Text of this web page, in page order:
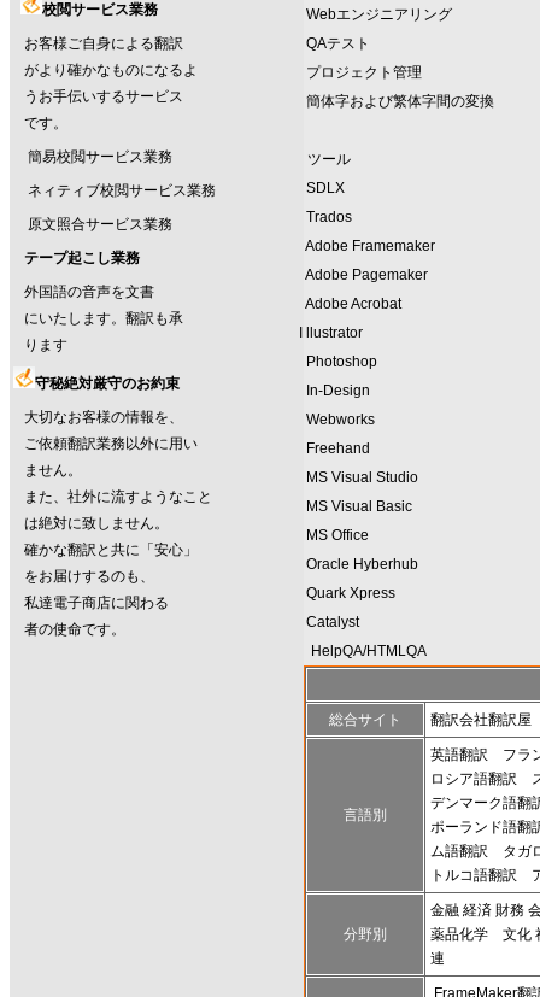
校閲サービス業務
お客様ご自身による翻訳
がより確かなものになるよ
うお手伝いするサービス
です。
簡易校閲サービス業務
ネィティブ校閲サービス業務
原文照合サービス業務
テープ起こし業務
外国語の音声を文書
にいたします。翻訳も承
ります
守秘絶対厳守のお約束
大切なお客様の情報を、
ご依頼翻訳業務以外に用い
ません。
また、社外に流すようなこと
は絶対に致しません。
確かな翻訳と共に「安心」
をお届けするのも、
私達電子商店に関わる
者の使命です。
Webエンジニアリング
QAテスト
プロジェクト管理
簡体字および繁体字間の変換
ツール
SDLX
Trados
Adobe Framemaker
Adobe Pagemaker
Adobe Acrobat
I llustrator
Photoshop
In-Design
Webworks
Freehand
MS Visual Studio
MS Visual Basic
MS Office
Oracle Hyberhub
Quark Xpress
Catalyst
HelpQA/HTMLQA
総合サイト 翻訳会社翻訳屋
言語別
英語翻訳
フラ
ロシア語翻訳
デンマーク語
ポーランド語翻
ム語翻訳
タガ
トルコ語翻訳
分野別
金融 経済 財務
薬品化学
文化
連
FrameMaker翻